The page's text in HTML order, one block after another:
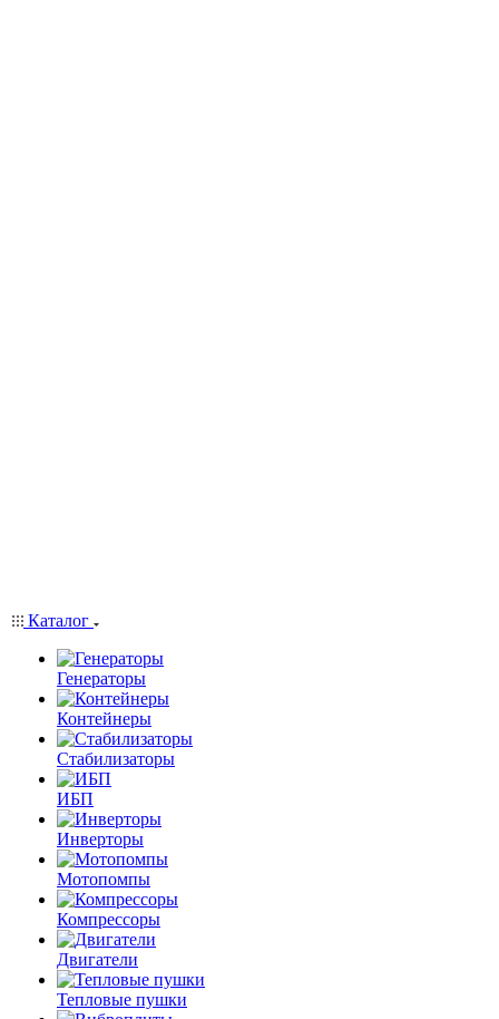
Каталог
Генераторы
Контейнеры
Стабилизаторы
ИБП
Инверторы
Мотопомпы
Компрессоры
Двигатели
Тепловые пушки